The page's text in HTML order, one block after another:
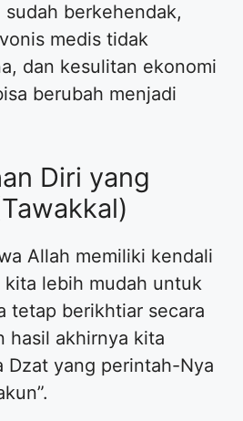
berkehendak,
medis tidak
dan kesulitan ekonomi
berubah menjadi
Diri yang
Allah memiliki kendali
kita lebih mudah untuk
tetap berikhtiar secara
hasil akhirnya kita
Dzat yang perintah-Nya